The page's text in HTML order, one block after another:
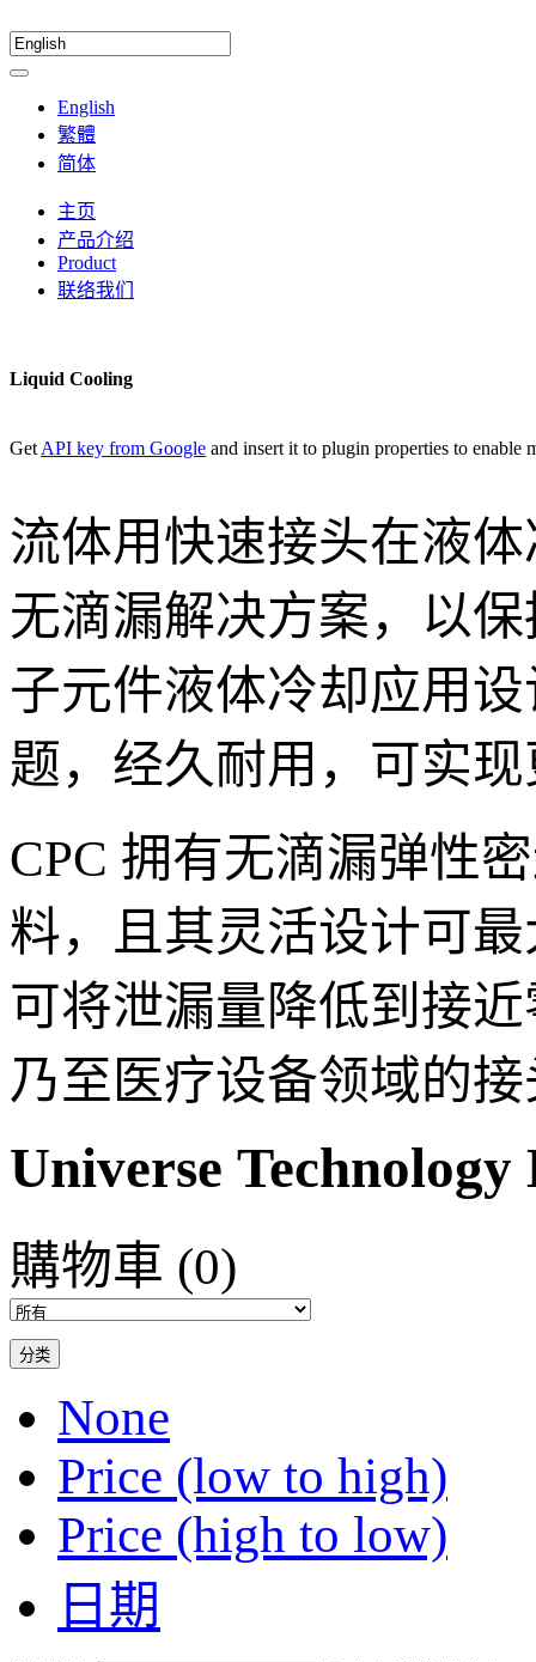
English
繁體
简体
主页
产品介绍
Product
联络我们
Liquid Cooling
Get API key from Google and insert it to plugin properties to enable
流体用快速接头在液
无滴漏解决方案，以
子元件液体冷却应用
题，经久耐用，可实
CPC 拥有无滴漏弹性
料，且其灵活设计可
可将泄漏量降低到接
乃至医疗设备领域的
Universe
購物車 (0)
分类
None
Price (low to high)
Price (high to low)
日期